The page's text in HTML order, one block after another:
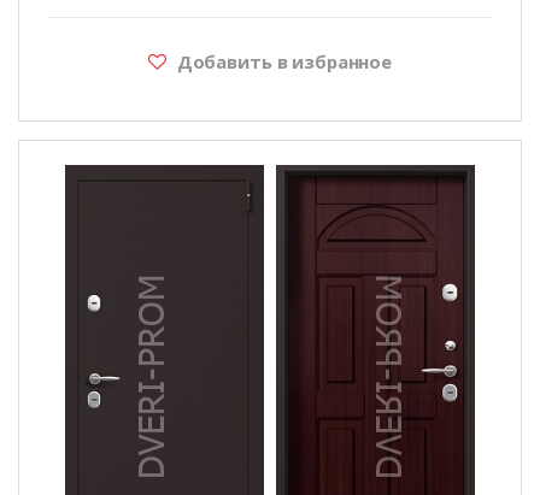
Добавить в избранное